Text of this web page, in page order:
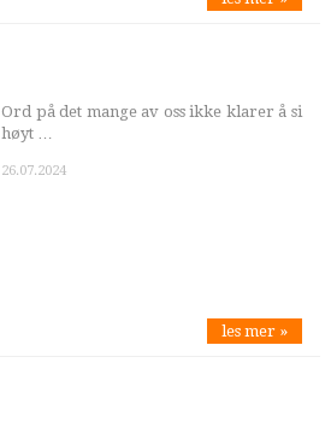
Ord på det mange av oss ikke klarer å si
høyt …
26.07.2024
les mer »